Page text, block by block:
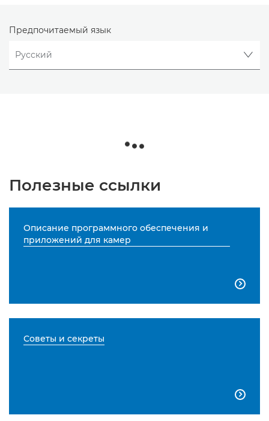
Предпочитаемый язык
Полезные ссылки
Описание программного обеспечения и
приложений для камер

Советы и секреты
